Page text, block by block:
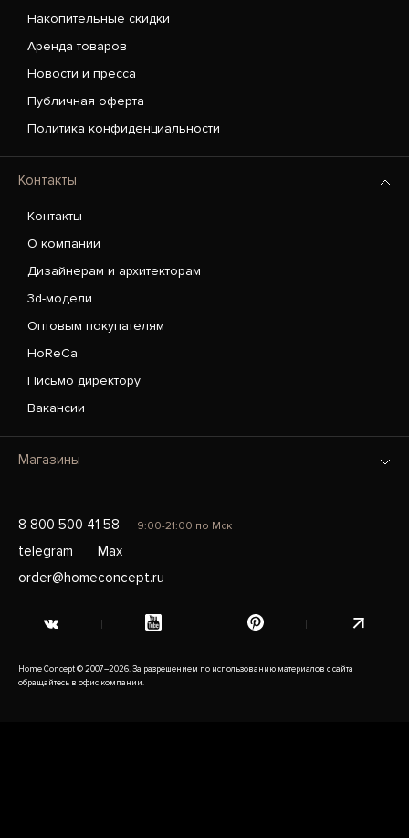
Накопительные скидки
Аренда товаров
Новости и пресса
Публичная оферта
Политика конфиденциальности
Контакты
Контакты
О компании
Дизайнерам и архитекторам
3d-модели
Оптовым покупателям
HoReCa
Письмо директору
Вакансии
Магазины
8 800 500 41 58 9:00-21:00 по Мск
telegram
Max
order@homeconcept.ru
Home Concept © 2007–2026. За разрешением по использованию материалов с сайта
обращайтесь в офис компании.